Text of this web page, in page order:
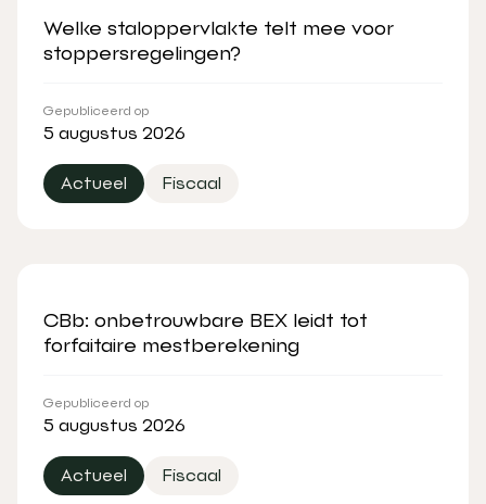
Welke staloppervlakte telt mee voor
stoppersregelingen?
Gepubliceerd op
5 augustus 2026
Actueel Fiscaal
CBb: onbetrouwbare BEX leidt tot
forfaitaire mestberekening
Gepubliceerd op
5 augustus 2026
Actueel Fiscaal